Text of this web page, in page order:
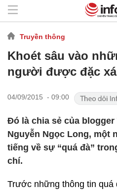
Truyền thông
Khoét sâu vào
người được đặc
04/09/2015 - 09:00
Đó là chia sẻ của
Nguyễn Ngọc Long, một
tiếng về sự “quá đà”
chí.
Trước những thông tin quá